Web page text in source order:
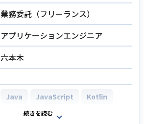
業務委託（フリーランス）
アプリケーションエンジニア
六本木
Java JavaScript
Kotlin
Python
Swift